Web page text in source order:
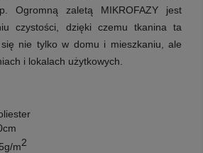
Ogromną zaletą MIKROFAZY jest
czystości, dzięki czemu tkanina ta
nie tylko w domu i mieszkaniu, ale
i lokalach użytkowych.
g/m2